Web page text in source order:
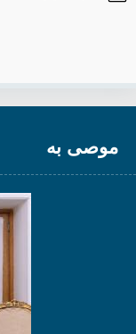
موصى به